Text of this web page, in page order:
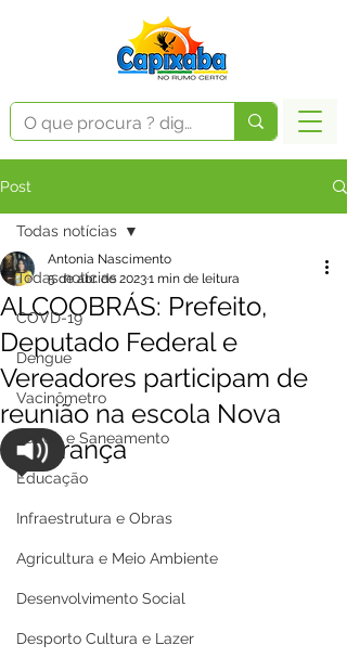
Post
Todas notícias
COVD-19
Dengue
Vacinômetro
Saúde e Saneamento
Educação
Infraestrutura e Obras
Agricultura e Meio Ambiente
Desenvolvimento Social
Desporto Cultura e Lazer
Todas notícias
ALCOOBRÁS: Prefeito,
Deputado Federal e
Vereadores participam de
reunião na escola Nova
Esperança
Antonia Nascimento
5 de abr. de 20231 min de leitura